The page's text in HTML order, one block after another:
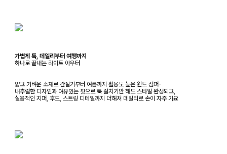
가볍게 툭, 데일리부터 여행까지
하나로 끝내는 라이트 아우터
얇고 가벼운 소재로 간절기부터 여름까지 활용도 높은 윈드 점퍼-
내추럴한 디자인과 여유있는 핏으로 툭 걸치기만 해도 스타일 완성되고,
실용적인 지퍼, 후드, 스트링 디테일까지 더해져 데일리로 손이 자주 가요